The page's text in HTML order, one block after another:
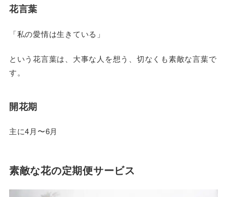
花言葉
「私の愛情は生きている」
という花言葉は、大事な人を想う、切なくも素敵な言葉で
す。
開花期
主に4月〜6月
素敵な花の定期便サービス